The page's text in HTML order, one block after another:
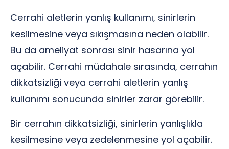
Cerrahi aletlerin yanlış kullanımı, sinirlerin
kesilmesine veya sıkışmasına neden olabilir.
Bu da ameliyat sonrası sinir hasarına yol
açabilir. Cerrahi müdahale sırasında, cerrahın
dikkatsizliği veya cerrahi aletlerin yanlış
kullanımı sonucunda sinirler zarar görebilir.
Bir cerrahın dikkatsizliği, sinirlerin yanlışlıkla
kesilmesine veya zedelenmesine yol açabilir.